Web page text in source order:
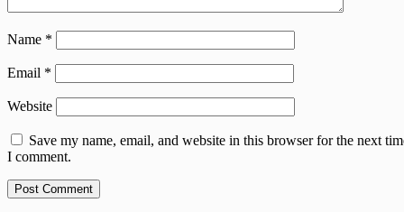
Name *
Email *
Website
Save my name, email, and website in this browser for the next
I comment.